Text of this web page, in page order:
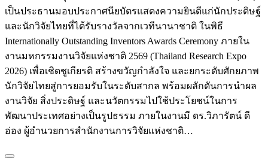
เป็นประธานมอบประกาศนียบัตรแสดงความยินดีแก่นักประดิษฐ์
และนักวิจัยไทยที่ได้รับรางวัลจากเวทีนานาชาติ ในพิธี
Internationally Outstanding Inventors Awards Ceremony ภายใน
งานมหกรรมงานวิจัยแห่งชาติ 2569 (Thailand Research Expo
2026) เพื่อเชิดชูเกียรติ สร้างขวัญกำลังใจ และยกระดับศักยภาพ
นักวิจัยไทยสู่การยอมรับในระดับสากล พร้อมผลักดันการนำผล
งานวิจัย สิ่งประดิษฐ์ และนวัตกรรมไปใช้ประโยชน์ในการ
พัฒนาประเทศอย่างเป็นรูปธรรม ภายในงานมี ดร.วิภารัตน์ ดี
อ่อง ผู้อำนวยการสำนักงานการวิจัยแห่งชาติ…